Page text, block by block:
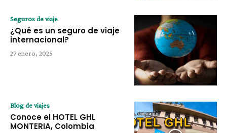
Seguros de viaje
¿Qué es un seguro de viaje
internacional?
27 enero, 2025
Blog de viajes
Conoce el HOTEL GHL
MONTERIA, Colombia